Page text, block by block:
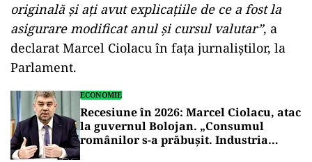
originală și ați avut explicațiile de ce a fost la
asigurare modificat anul și cursul valutar”, a
declarat Marcel Ciolacu în fața jurnaliștilor, la
Parlament.
ECONOMIE
Recesiune în 2026: Marcel Ciolacu, atac
la guvernul Bolojan. „Consumul
românilor s-a prăbușit. Industria